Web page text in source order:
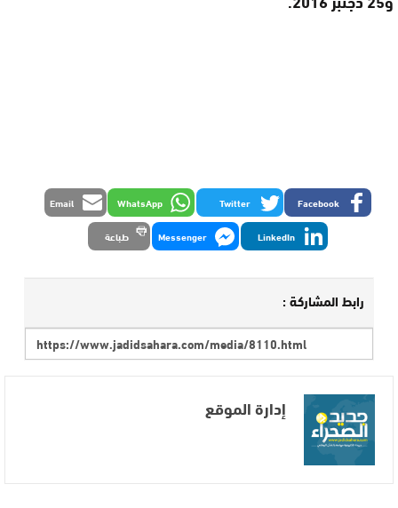
Facebook
Twitter
WhatsApp
Email
LinkedIn
Messenger طباعة
رابط المشاركة :
إدارة الموقع